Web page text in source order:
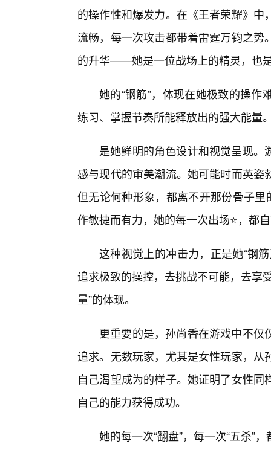
的操作性和爆发力。在《王者荣耀》
流畅，每一次攻击都带着雷霆万钧之
的升华——她是一位战场上的精灵，也
她的“钢筋”，体现在她极致的操
练习、掌握节奏所能释放出的强大能量
是她鲜明的角色设计和视觉呈现
感与现代的审美潮流。她可能时而英
但无论何种形象，都离不开那份骨子
作敏捷而有力，她的每一次出场⭐，都
这种视觉上的冲击力，正是她“钢
追求极致的操控，去挑战不可能，去享
量”的体现。
更重要的是，孙尚香在游戏中不
追求。无数玩家，尤其是女性玩家，
自己渴望成为的样子。她证明了女性
自己的能力获得成功。
她的每一次“翻盘”，每一次“五杀”